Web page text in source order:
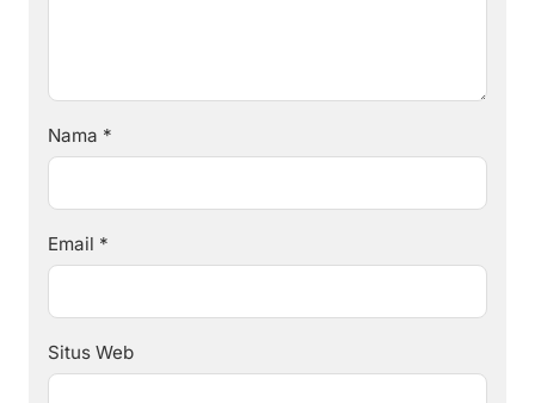
Nama *
Email *
Situs Web